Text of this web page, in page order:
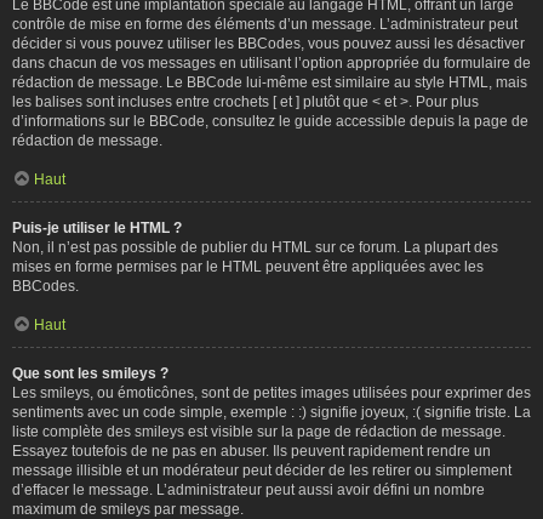
Le BBCode est une implantation spéciale au langage HTML, offrant un large
contrôle de mise en forme des éléments d’un message. L’administrateur peut
décider si vous pouvez utiliser les BBCodes, vous pouvez aussi les désactiver
dans chacun de vos messages en utilisant l’option appropriée du formulaire de
rédaction de message. Le BBCode lui-même est similaire au style HTML, mais
les balises sont incluses entre crochets [ et ] plutôt que < et >. Pour plus
d’informations sur le BBCode, consultez le guide accessible depuis la page de
rédaction de message.
Haut
Puis-je utiliser le HTML ?
Non, il n’est pas possible de publier du HTML sur ce forum. La plupart des
mises en forme permises par le HTML peuvent être appliquées avec les
BBCodes.
Haut
Que sont les smileys ?
Les smileys, ou émoticônes, sont de petites images utilisées pour exprimer des
sentiments avec un code simple, exemple : :) signifie joyeux, :( signifie triste. La
liste complète des smileys est visible sur la page de rédaction de message.
Essayez toutefois de ne pas en abuser. Ils peuvent rapidement rendre un
message illisible et un modérateur peut décider de les retirer ou simplement
d’effacer le message. L’administrateur peut aussi avoir défini un nombre
maximum de smileys par message.